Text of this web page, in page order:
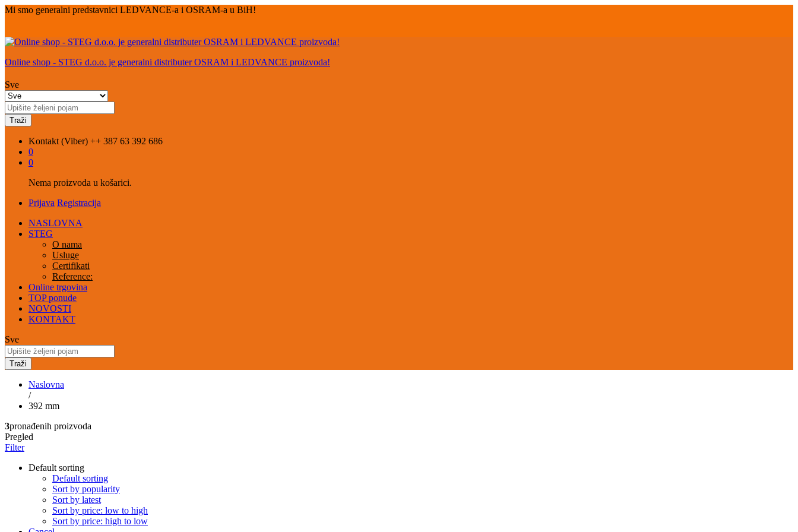
Mi smo generalni predstavnici LEDVANCE-a i OSRAM-a u BiH!
Online shop - STEG d.o.o. je generalni distributer OSRAM i LEDVANCE proizvoda!
Sve
Traži
Kontakt (Viber) ++ 387 63 392 686
0
0
Nema proizvoda u košarici.
Prijava Registracija
NASLOVNA
STEG
O nama
Usluge
Certifikati
Reference:
Online trgovina
TOP ponude
NOVOSTI
KONTAKT
Sve
Traži
Naslovna
/
392 mm
3pronađenih proizvoda
Pregled
Filter
Default sorting
Default sorting
Sort by popularity
Sort by latest
Sort by price: low to high
Sort by price: high to low